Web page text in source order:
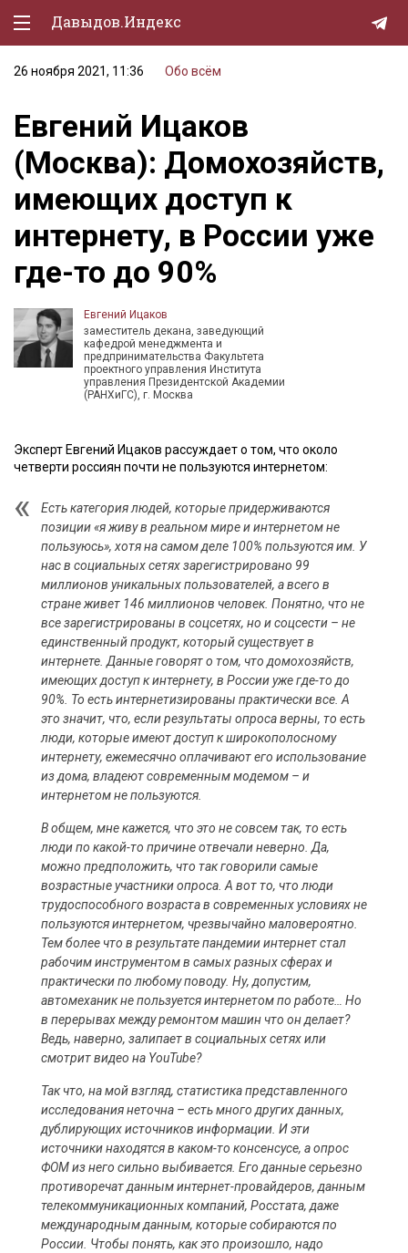
Давыдов.Индекс
Политическая жизнь
Экономика
Природа
Образование
Спорт
Культура
Lifestyle
Мурзилка
26 ноября 2021, 11:36 Обо всём
Евгений Ицаков
(Москва): Домохозяйств,
имеющих доступ к
интернету, в России уже
где-то до 90%
Евгений Ицаков
заместитель декана, заведующий
кафедрой менеджмента и
предпринимательства Факультета
проектного управления Института
управления Президентской Академии
(РАНХиГС), г. Москва
Эксперт Евгений Ицаков рассуждает о том, что около
четверти россиян почти не пользуются интернетом:
Есть категория людей, которые придерживаются
позиции «я живу в реальном мире и интернетом не
пользуюсь», хотя на самом деле 100% пользуются им. У
нас в социальных сетях зарегистрировано 99
миллионов уникальных пользователей, а всего в
стране живет 146 миллионов человек. Понятно, что не
все зарегистрированы в соцсетях, но и соцсести – не
единственный продукт, который существует в
интернете. Данные говорят о том, что домохозяйств,
имеющих доступ к интернету, в России уже где-то до
90%. То есть интернетизированы практически все. А
это значит, что, если результаты опроса верны, то есть
люди, которые имеют доступ к широкополосному
интернету, ежемесячно оплачивают его использование
из дома, владеют современным модемом – и
интернетом не пользуются.
В общем, мне кажется, что это не совсем так, то есть
люди по какой-то причине отвечали неверно. Да,
можно предположить, что так говорили самые
возрастные участники опроса. А вот то, что люди
трудоспособного возраста в современных условиях не
пользуются интернетом, чрезвычайно маловероятно.
Тем более что в результате пандемии интернет стал
рабочим инструментом в самых разных сферах и
практически по любому поводу. Ну, допустим,
автомеханик не пользуется интернетом по работе… Но
в перерывах между ремонтом машин что он делает?
Ведь, наверно, залипает в социальных сетях или
смотрит видео на YouTube?
Так что, на мой взгляд, статистика представленного
исследования неточна – есть много других данных,
дублирующих источников информации. И эти
источники находятся в каком-то консенсусе, а опрос
ФОМ из него сильно выбивается. Его данные серьезно
противоречат данным интернет-провайдеров, данным
телекоммуникационных компаний, Росстата, даже
международным данным, которые собираются по
России. Чтобы понять, как это произошло, надо